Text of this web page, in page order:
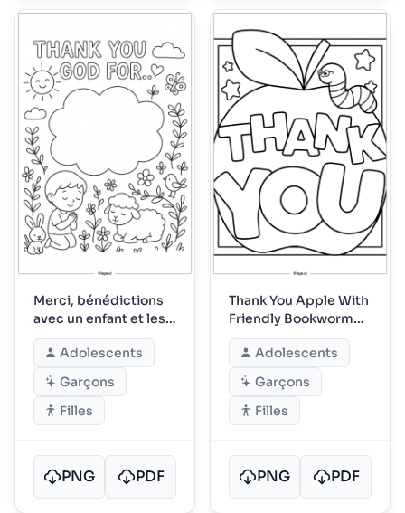
Merci, bénédictions
avec un enfant et les
amis des prés
Adolescents
Garçons
Filles
PNG PDF
Thank You Apple With
Friendly Bookworm
Smile
Adolescents
Garçons
Filles
PNG PDF